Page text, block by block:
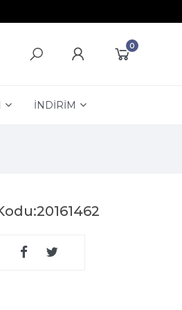
0
İNDİRİM